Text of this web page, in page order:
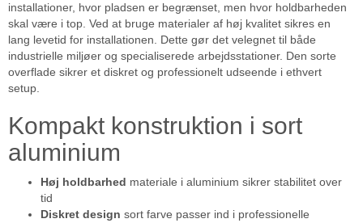
installationer, hvor pladsen er begrænset, men hvor holdbarheden
skal være i top. Ved at bruge materialer af høj kvalitet sikres en
lang levetid for installationen. Dette gør det velegnet til både
industrielle miljøer og specialiserede arbejdsstationer. Den sorte
overflade sikrer et diskret og professionelt udseende i ethvert
setup.
Kompakt konstruktion i sort
aluminium
Høj holdbarhed materiale i aluminium sikrer stabilitet over
tid
Diskret design sort farve passer ind i professionelle